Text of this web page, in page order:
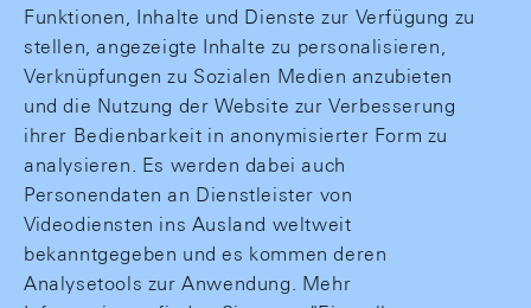
Funktionen, Inhalte und Dienste zur Verfügung zu
stellen, angezeigte Inhalte zu personalisieren,
Verknüpfungen zu Sozialen Medien anzubieten
und die Nutzung der Website zur Verbesserung
ihrer Bedienbarkeit in anonymisierter Form zu
analysieren. Es werden dabei auch
Personendaten an Dienstleister von
Videodiensten ins Ausland weltweit
bekanntgegeben und es kommen deren
Analysetools zur Anwendung. Mehr